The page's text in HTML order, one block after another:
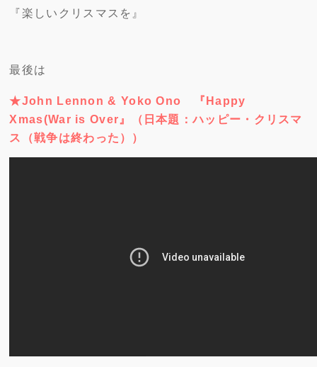
『楽しいクリスマスを』
最後は
★John Lennon & Yoko Ono 『Happy
Xmas(War is Over』（日本題：ハッピー・クリスマ
ス（戦争は終わった））